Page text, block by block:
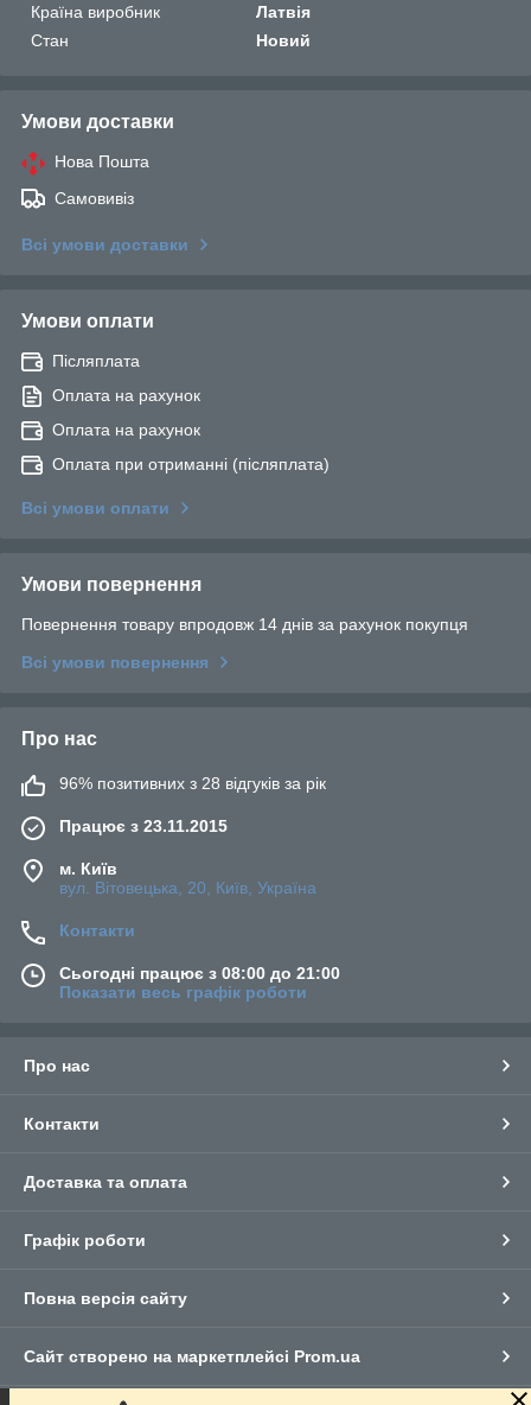
Країна виробник
Латвія
Стан
Новий
Умови доставки
Нова Пошта
Самовивіз
Всі умови доставки
Умови оплати
Післяплата
Оплата на рахунок
Оплата на рахунок
Оплата при отриманні (післяплата)
Всі умови оплати
Умови повернення
Повернення товару впродовж 14 днів за рахунок покупця
Всі умови повернення
Про нас
96% позитивних з 28 відгуків за рік
Працює з 23.11.2015
м. Київ
вул. Вітовецька, 20, Київ, Україна
Контакти
Сьогодні працює з 08:00 до 21:00
Показати весь графік роботи
Про нас
Контакти
Доставка та оплата
Графік роботи
Повна версія сайту
Сайт створено на маркетплейсі Prom.ua